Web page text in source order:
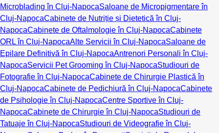
Microblading în Cluj-NapocaSaloane de Micropigmentare în
Cluj-NapocaCabinete de Nutriție și Dietetică în Cluj-
NapocaCabinete de Oftalmologie în Cluj-NapocaCabinete
ORL în Cluj-NapocaAlte Servicii în Cluj-NapocaSaloane de
Epilare Definitivă în Cluj-NapocaAntrenori Personali în Cluj-
NapocaServicii Pet Grooming în Cluj-NapocaStudiouri de
Fotografie în Cluj-NapocaCabinete de Chirurgie Plastică în
Cluj-NapocaCabinete de Pedichiură în Cluj-NapocaCabinete
de Psihologie în Cluj-NapocaCentre Sportive în Cluj-
NapocaCabinete de Chirurgie în Cluj-NapocaStudiouri de
Tatuaje în Cluj-NapocaStudiouri de Videografie în Cluj-